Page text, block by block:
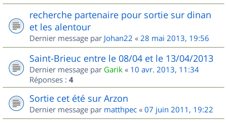
recherche partenaire pour sortie sur dinan
et les alentour
Dernier message par Johan22 « 28 mai 2013, 19:56
Saint-Brieuc entre le 08/04 et le 13/04/2013
Dernier message par Garik « 10 avr. 2013, 11:34
Réponses : 4
Sortie cet été sur Arzon
Dernier message par matthpec « 07 juin 2011, 19:22